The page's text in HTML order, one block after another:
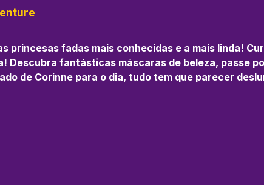
princesas fadas mais conhecidas e a mais linda!
Descubra fantásticas máscaras de beleza, passe
de Corinne para o dia, tudo tem que parecer